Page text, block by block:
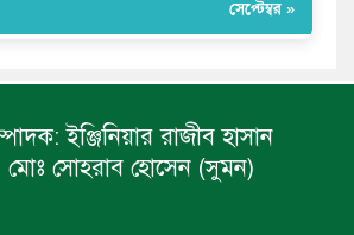
সেপ্টেম্বর »
ইঞ্জিনিয়ার রাজীব হাসান
মোঃ সোহরাব হোসেন (সুমন)